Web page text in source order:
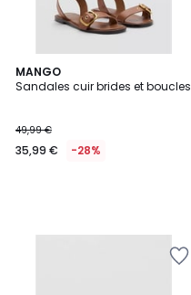
MANGO
Sandales cuir brides et boucles
49,99 €
35,99 € -28%